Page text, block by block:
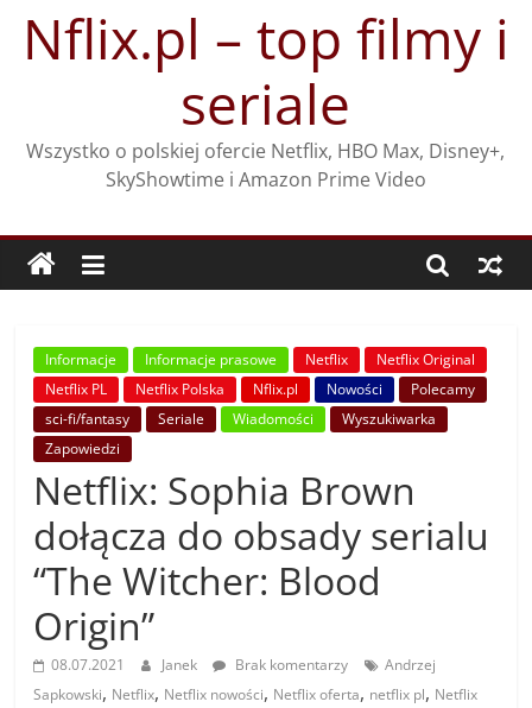
treściNflix.pl – top filmy i
seriale
Wszystko o polskiej ofercie Netflix, HBO Max, Disney+,
SkyShowtime i Amazon Prime Video
Informacje Informacje prasowe Netflix
Netflix Original
Netflix PL
Netflix Polska Nflix.pl Nowości
Polecamy
sci-fi/fantasy
Seriale Wiadomości
Wyszukiwarka
Zapowiedzi
Netflix: Sophia Brown
dołącza do obsady serialu
“The Witcher: Blood
Origin”
08.07.2021 Janek Brak komentarzy
Andrzej
Sapkowski, Netflix, Netflix nowości, Netflix oferta, netflix pl, Netflix